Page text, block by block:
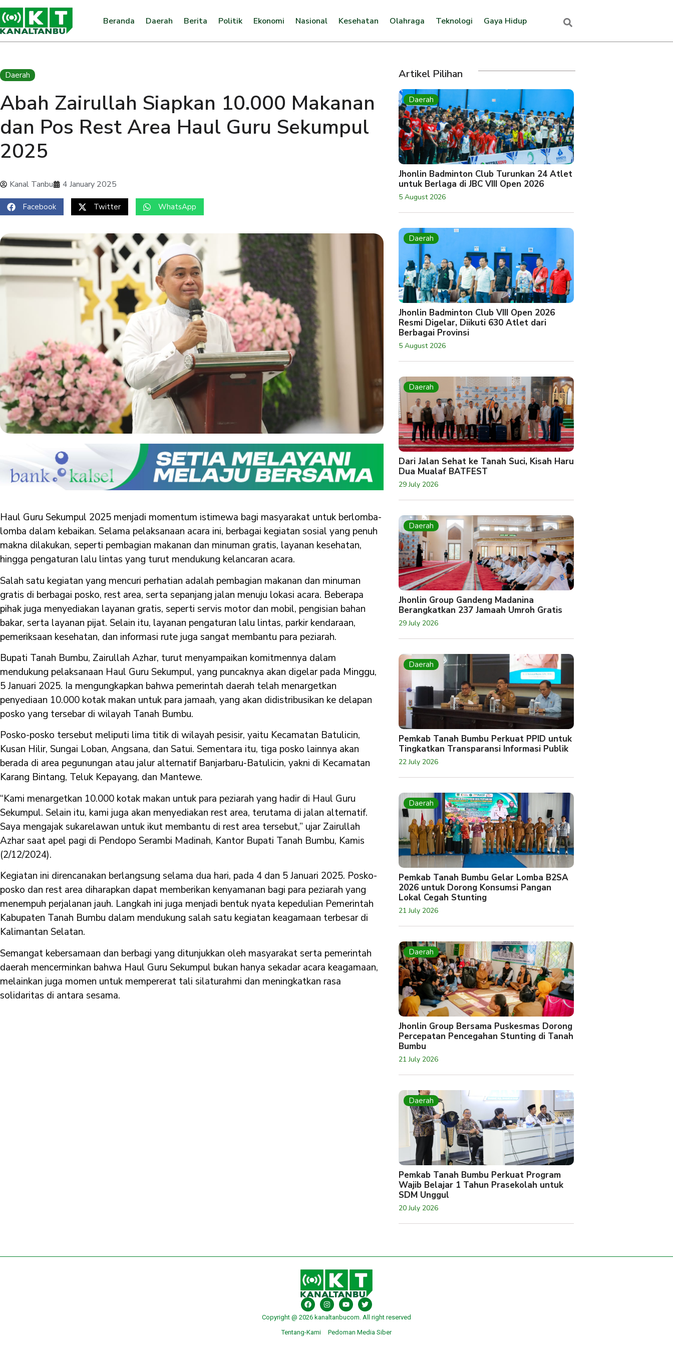
Beranda Daerah Berita Politik Ekonomi Nasional Kesehatan Olahraga Teknologi Gaya Hidup
Daerah
Abah Zairullah Siapkan 10.000 Makanan
dan Pos Rest Area Haul Guru Sekumpul
2025
Kanal Tanbu 4 January 2025
Facebook Twitter WhatsApp
Haul Guru Sekumpul 2025 menjadi momentum istimewa bagi masyarakat untuk berlomba-
lomba dalam kebaikan. Selama pelaksanaan acara ini, berbagai kegiatan sosial yang penuh
makna dilakukan, seperti pembagian makanan dan minuman gratis, layanan kesehatan,
hingga pengaturan lalu lintas yang turut mendukung kelancaran acara.
Salah satu kegiatan yang mencuri perhatian adalah pembagian makanan dan minuman
gratis di berbagai posko, rest area, serta sepanjang jalan menuju lokasi acara. Beberapa
pihak juga menyediakan layanan gratis, seperti servis motor dan mobil, pengisian bahan
bakar, serta layanan pijat. Selain itu, layanan pengaturan lalu lintas, parkir kendaraan,
pemeriksaan kesehatan, dan informasi rute juga sangat membantu para peziarah.
Bupati Tanah Bumbu, Zairullah Azhar, turut menyampaikan komitmennya dalam
mendukung pelaksanaan Haul Guru Sekumpul, yang puncaknya akan digelar pada Minggu,
5 Januari 2025. Ia mengungkapkan bahwa pemerintah daerah telah menargetkan
penyediaan 10.000 kotak makan untuk para jamaah, yang akan didistribusikan ke delapan
posko yang tersebar di wilayah Tanah Bumbu.
Posko-posko tersebut meliputi lima titik di wilayah pesisir, yaitu Kecamatan Batulicin,
Kusan Hilir, Sungai Loban, Angsana, dan Satui. Sementara itu, tiga posko lainnya akan
berada di area pegunungan atau jalur alternatif Banjarbaru-Batulicin, yakni di Kecamatan
Karang Bintang, Teluk Kepayang, dan Mantewe.
“Kami menargetkan 10.000 kotak makan untuk para peziarah yang hadir di Haul Guru
Sekumpul. Selain itu, kami juga akan menyediakan rest area, terutama di jalan alternatif.
Saya mengajak sukarelawan untuk ikut membantu di rest area tersebut,” ujar Zairullah
Azhar saat apel pagi di Pendopo Serambi Madinah, Kantor Bupati Tanah Bumbu, Kamis
(2/12/2024).
Kegiatan ini direncanakan berlangsung selama dua hari, pada 4 dan 5 Januari 2025. Posko-
posko dan rest area diharapkan dapat memberikan kenyamanan bagi para peziarah yang
menempuh perjalanan jauh. Langkah ini juga menjadi bentuk nyata kepedulian Pemerintah
Kabupaten Tanah Bumbu dalam mendukung salah satu kegiatan keagamaan terbesar di
Kalimantan Selatan.
Semangat kebersamaan dan berbagi yang ditunjukkan oleh masyarakat serta pemerintah
daerah mencerminkan bahwa Haul Guru Sekumpul bukan hanya sekadar acara keagamaan,
melainkan juga momen untuk mempererat tali silaturahmi dan meningkatkan rasa
solidaritas di antara sesama.
Artikel Pilihan
Daerah
Jhonlin Badminton Club Turunkan 24 Atlet
untuk Berlaga di JBC VIII Open 2026
5 August 2026
Daerah
Jhonlin Badminton Club VIII Open 2026
Resmi Digelar, Diikuti 630 Atlet dari
Berbagai Provinsi
5 August 2026
Daerah
Dari Jalan Sehat ke Tanah Suci, Kisah Haru
Dua Mualaf BATFEST
29 July 2026
Daerah
Jhonlin Group Gandeng Madanina
Berangkatkan 237 Jamaah Umroh Gratis
29 July 2026
Daerah
Pemkab Tanah Bumbu Perkuat PPID untuk
Tingkatkan Transparansi Informasi Publik
22 July 2026
Daerah
Pemkab Tanah Bumbu Gelar Lomba B2SA
2026 untuk Dorong Konsumsi Pangan
Lokal Cegah Stunting
21 July 2026
Daerah
Jhonlin Group Bersama Puskesmas Dorong
Percepatan Pencegahan Stunting di Tanah
Bumbu
21 July 2026
Daerah
Pemkab Tanah Bumbu Perkuat Program
Wajib Belajar 1 Tahun Prasekolah untuk
SDM Unggul
20 July 2026
Copyright @ 2026 kanaltanbucom. All right reserved
Tentang-Kami
Pedoman Media Siber